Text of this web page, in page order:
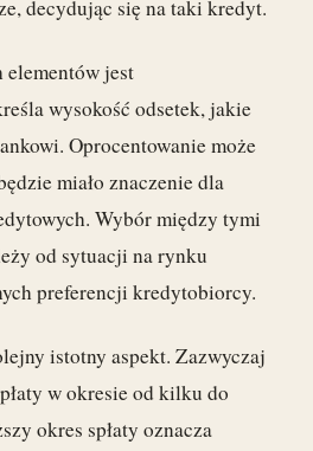
decydując się na taki kredyt.
elementów jest
wysokość odsetek, jakie
Oprocentowanie może
miało znaczenie dla
Wybór między tymi
od sytuacji na rynku
preferencji kredytobiorcy.
istotny aspekt. Zazwyczaj
w okresie od kilku do
okres spłaty oznacza